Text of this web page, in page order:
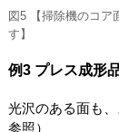
図5 【掃除機のコア
す】
例3 プレス成形
光沢のある面も
参照）